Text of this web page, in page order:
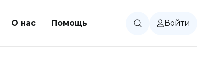
О нас Помощь Войти